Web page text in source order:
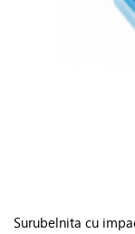
Surubelnita cu